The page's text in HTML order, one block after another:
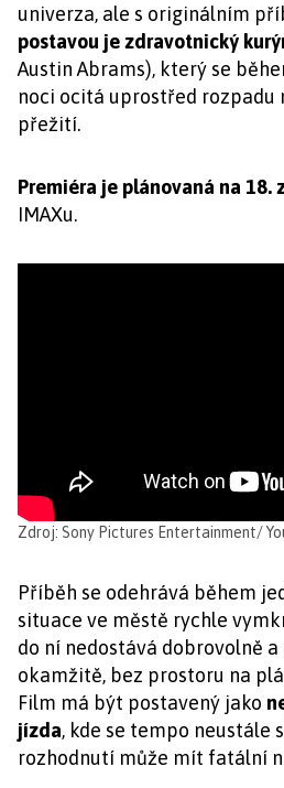
univerza, ale s originálním
postavou je zdravotnický
Austin Abrams), který se
noci ocitá uprostřed rozpadu
přežití.
Premiéra je plánovaná na 18.
IMAXu.
Zdroj: Sony Pictures Entertainment/
Příběh se odehrává během
situace ve městě rychle
do ní nedostává dobrovolně
okamžitě, bez prostoru na
Film má být postavený jako
jízda, kde se tempo neustále
rozhodnutí může mít fatální